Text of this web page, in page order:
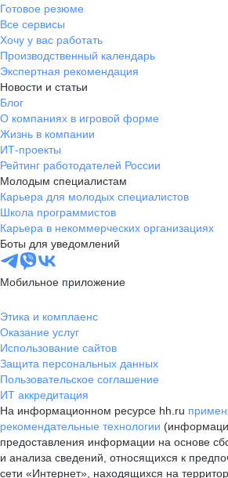
Готовое резюме
Все сервисы
Хочу у вас работать
Производственный календарь
Экспертная рекомендация
Новости и статьи
Блог
О компаниях в игровой форме
Жизнь в компании
ИТ-проекты
Рейтинг работодателей России
Молодым специалистам
Карьера для молодых специалистов
Школа программистов
Карьера в некоммерческих организациях
Боты для уведомлений
Мобильное приложение
Этика и комплаенс
Оказание услуг
Использование сайтов
Защита персональных данных
Пользовательское соглашение
ИТ аккредитация
На информационном ресурсе hh.ru
рекомендательные технологии
предоставления информации на основе
и анализа сведений, относящихся к
сети «Интернет», находящихся на